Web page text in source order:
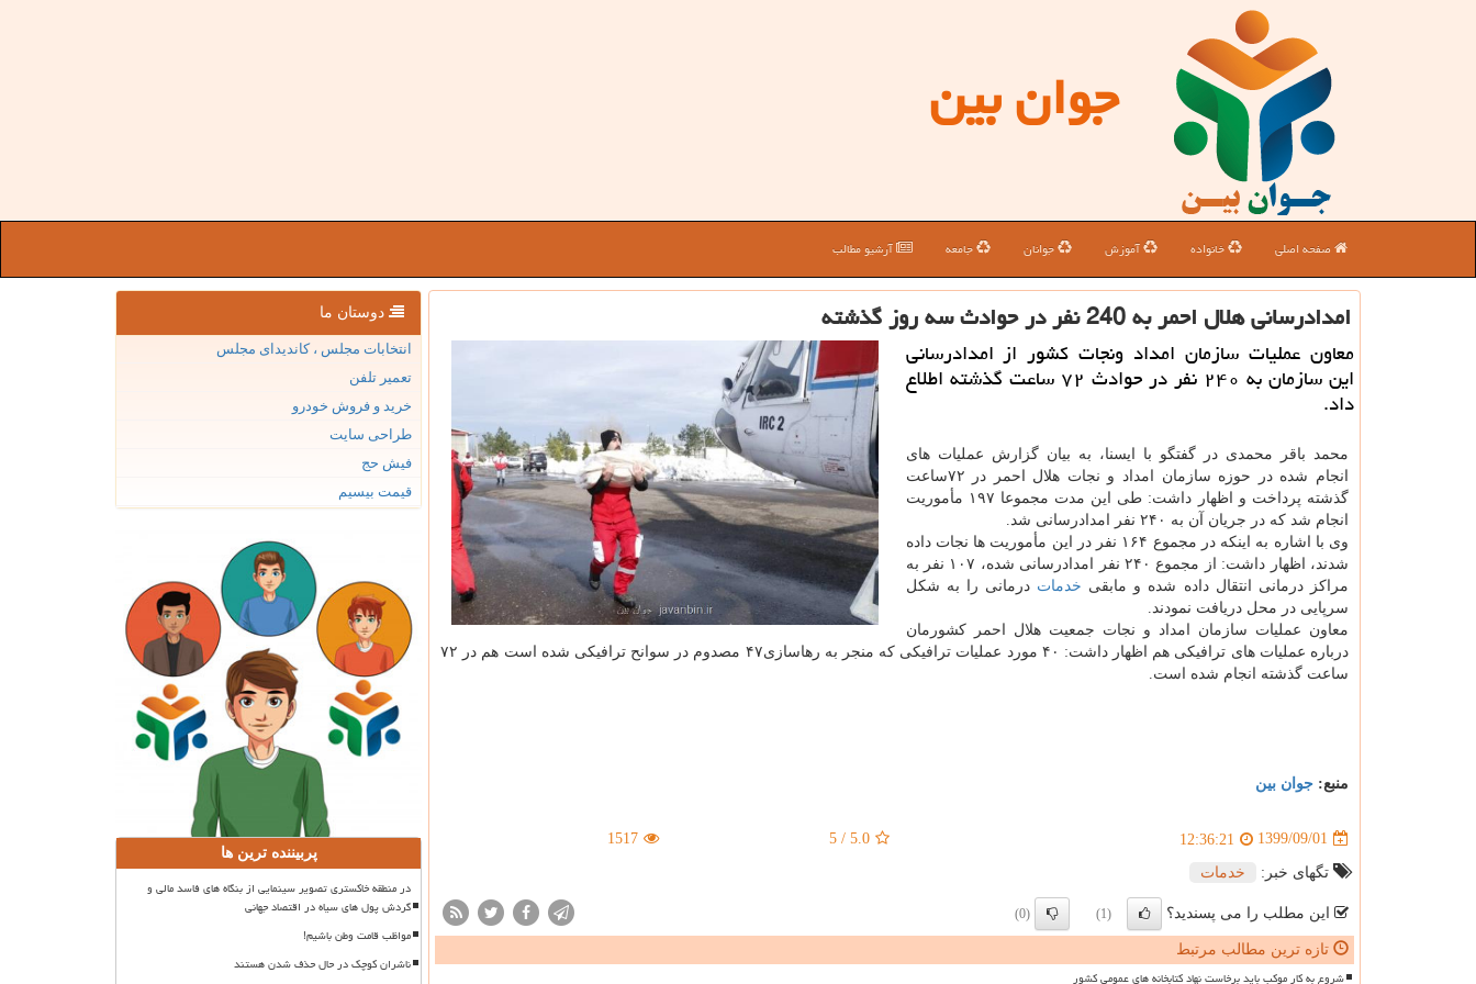
جوان بین
صفحه اصلی خانواده آموزش جوانان جامعه آرشیو مطالب
امدادرسانی هلال احمر به 240 نفر در حوادث سه روز گذشته
معاون عملیات سازمان امداد ونجات كشور از امدادرسانی
این سازمان به ۲۴۰ نفر در حوادث ۷۲ ساعت گذشته اطلاع
داد.
محمد باقر محمدی در گفتگو با ایسنا، به بیان گزارش عملیات های
انجام شده در حوزه سازمان امداد و نجات هلال احمر در ۷۲ساعت
گذشته پرداخت و اظهار داشت: طی این مدت مجموعا ۱۹۷ مأموریت
انجام شد که در جریان آن به ۲۴۰ نفر امدادرسانی شد.
وی با اشاره به اینکه در مجموع ۱۶۴ نفر در این مأموریت ها نجات داده
شدند، اظهار داشت: از مجموع ۲۴۰ نفر امدادرسانی شده، ۱۰۷ نفر به
مراکز درمانی انتقال داده شده و مابقی خدمات درمانی را به شکل
سرپایی در محل دریافت نمودند.
معاون عملیات سازمان امداد و نجات جمعیت هلال احمر کشورمان
درباره عملیات های ترافیکی هم اظهار داشت: ۴۰ مورد عملیات ترافیکی که منجر به رهاسازی۴۷ مصدوم در سوانح ترافیکی شده است هم در ۷۲
ساعت گذشته انجام شده است.
منبع: جوان بین
1399/09/01
12:36:21
5.0
/
5
1517
تگهای خبر: خدمات
این مطلب را می پسندید؟ (1)
(0)
تازه ترین مطالب مرتبط
شروع به کار موکب باید برخاست نهاد کتابخانه های عمومی کشور
دوستان ما
انتخابات مجلس ، کاندیدای مجلس
تعمیر تلفن
خرید و فروش خودرو
طراحی سایت
فیش حج
قیمت بیسیم
پربیننده ترین ها
در منطقه خاکستری تصویر سینمایی از بنگاه های فاسد مالی و
گردش پول های سیاه در اقتصاد جهانی
مواظب قامت وطن باشیم!
ناشران کوچک در حال حذف شدن هستند